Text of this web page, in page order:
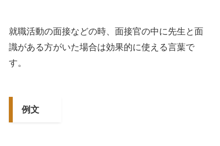
就職活動の面接などの時、面接官の中に先生と面
識がある方がいた場合は効果的に使える言葉で
す。
例文